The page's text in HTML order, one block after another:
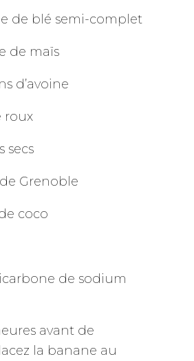
de blé semi-complet
de maïs
d’avoine
roux
secs
Grenoble
coco
de sodium
avant de
la banane au